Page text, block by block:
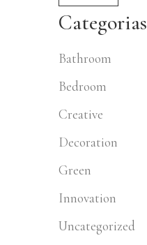
Categorias
Bathroom
Bedroom
Creative
Decoration
Green
Innovation
Uncategorized